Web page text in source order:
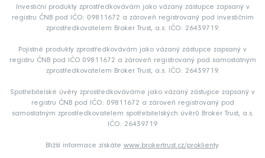
Investiční produkty zprostředkovávám jako vázaný zástupce zapsaný v
registru ČNB pod IČO: 09811672 a zároveň registrovaný pod investičním
zprostředkovatelem Broker Trust, a.s. IČO: 26439719.
Pojistné produkty zprostředkovávám jako vázaný zástupce zapsaný v
registru ČNB pod IČO 09811672 a zároveň registrovaný pod samostatným
zprostředkovatelem Broker Trust, a.s. IČO: 26439719.
Spotřebitelské úvěry zprostředkováváme jako vázaný zástupce zapsaný v
registru ČNB pod IČO: 09811672 a zároveň registrovaný pod
samostatným zprostředkovatelem spotřebitelských úvěrů Broker Trust, a.s.
IČO: 26439719
Bližší informace získáte www.brokertrust.cz/proklienty.